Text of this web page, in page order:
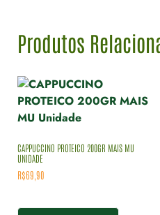
Produtos
CAPPUCCINO PROTEICO 200GR MAIS MU
UNIDADE
R$69,90